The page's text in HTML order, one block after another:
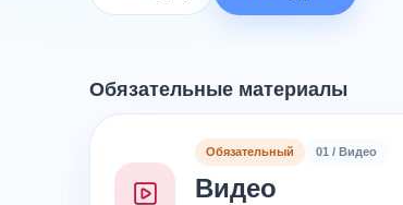
Обязательные материалы
Обязательный 01 / Видео
Видео